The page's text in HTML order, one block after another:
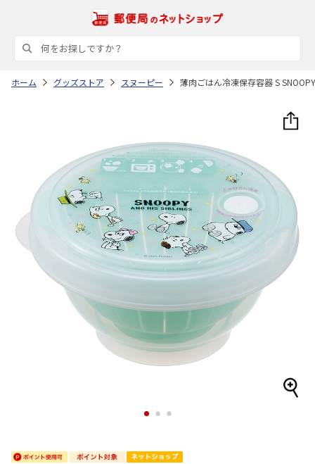
ホーム グッズストア スヌーピー 薄肉ごはん冷凍保存容器 S
1 2 3